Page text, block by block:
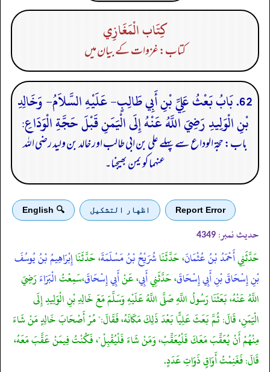
كِتَاب الْمَغَازِي
کتاب: غزوات کے بیان میں
62. بَابُ بَعْثُ عَلِيِّ بْنِ أَبِي طَالِبٍ- عَلَيْهِ السَّلاَمُ- وَخَالِدِ
بْنِ الْوَلِيدِ رَضِيَ اللَّهُ عَنْهُ إِلَى الْيَمَنِ قَبْلَ حَجَّةِ الْوَدَاعِ:
باب: حجۃ الوداع سے پہلے علی بن ابی طالب اور خالد بن ولید رضی اللہ
عنہما کو یمن بھیجنا۔
Report Error اظهار التشكيل 🔍 English
حدیث نمبر: 4349
حَدَّثَنِيأَحْمَدُ بْنُ عُثْمَانَ، حَدَّثَنَاشُرَيْحُ بْنُ مَسْلَمَةَ، حَدَّثَنَاإِبْرَاهِيمُ بْنُ يُوسُفَ
بْنِ إِسْحَاقَ بْنِ أَبِي إِسْحَاقَ، حَدَّثَنِيأَبِي، عَنْأَبِي إِسْحَاقَ،سَمِعْتُالْبَرَاءَرَضِيَ
اللَّهُ عَنْهُ، بَعَثَنَا رَسُولُ اللَّهِ صَلَّى اللَّهُ عَلَيْهِ وَسَلَّمَ مَعَ خَالِدِ بْنِ الْوَلِيدِ إِلَى
الْيَمَنِ، قَالَ: ثُمَّ بَعَثَ عَلِيًّا بَعْدَ ذَلِكَ مَكَانَهُ، فَقَالَ:" مُرْ أَصْحَابَ خَالِدٍ مَنْ شَاءَ
مِنْهُمْ أَنْ يُعَقِّبَ مَعَكَ فَلْيُعَقِّبْ، وَمَنْ شَاءَ فَلْيُقْبِلْ"، فَكُنْتُ فِيمَنْ عَقَّبَ مَعَهُ،
قَالَ: فَغَنِمْتُ أَوَاقٍ ذَوَاتِ عَدَدٍ.